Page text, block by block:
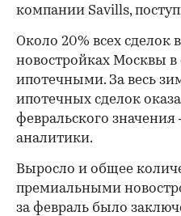
компании Savills,
Около 20% всех сделок
новостройках Москвы в
ипотечными. За весь
ипотечных сделок
февральского
аналитики.
Выросло и общее
премиальными
за февраль было